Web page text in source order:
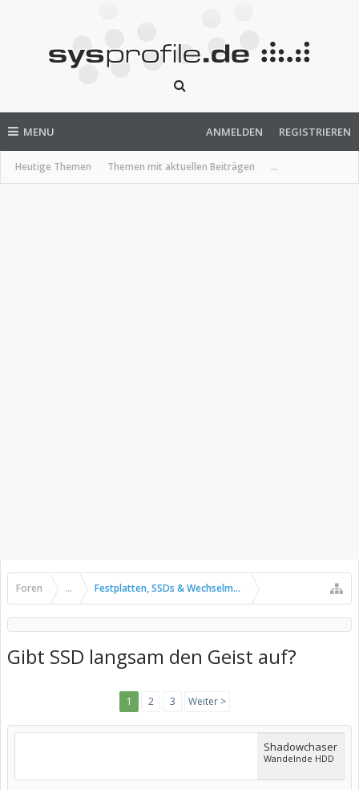
MENU
Heutige Themen Themen mit aktuellen Beiträgen ...
ANMELDEN REGISTRIEREN
Foren ... Festplatten, SSDs & Wechselmedien
Gibt SSD langsam den Geist auf?
1 2 3 Weiter >
Shadowchaser
Wandelnde HDD